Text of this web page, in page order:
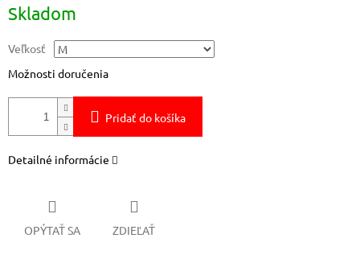
cena:
Skladom
Veľkosť
Možnosti doručenia
Pridať do košíka
Detailné informácie
OPÝTAŤ SA ZDIEĽAŤ